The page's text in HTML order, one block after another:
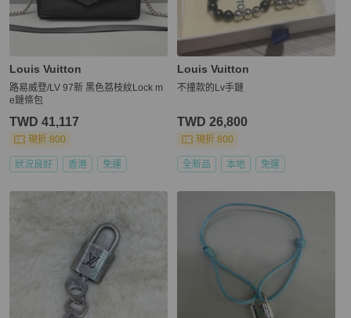
Louis Vuitton
路易威登/LV 97新 黑色荔枝紋Lock m
e鏈條包
TWD 41,117
現折 800
狀況良好 香港 免運
Louis Vuitton
不撞款的Lv手鏈
TWD 26,800
現折 800
全新品 本地 免運